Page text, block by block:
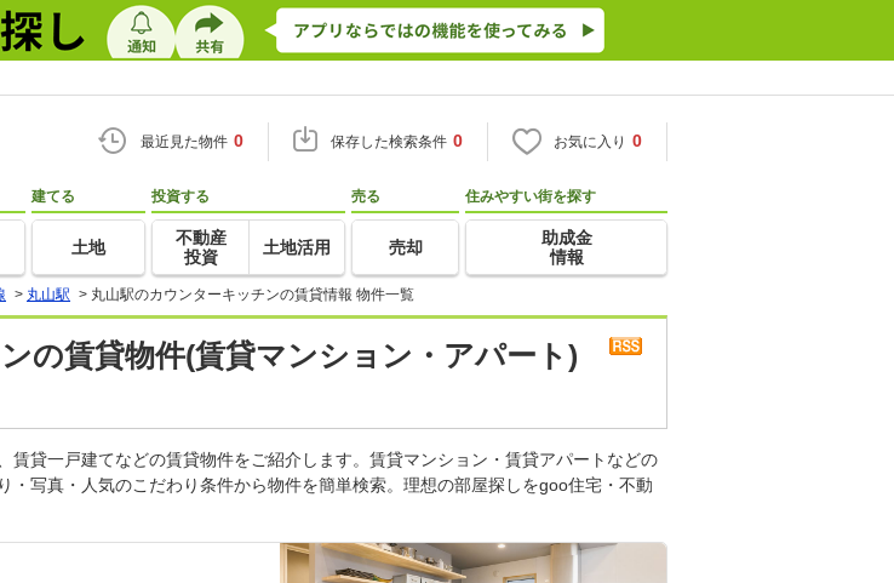
最近見た物件 0 保存した検索条件 0 お気に入り 0
建てる
土地
投資する
不動産
投資
土地活用
売る
売却
住みやすい街を探す
助成金
情報
> 丸山駅 > 丸山駅のカウンターキッチンの賃貸情報 物件一覧
の賃貸物件(賃貸マンション・アパート)
貸一戸建てなどの賃貸物件をご紹介します。賃貸マンション・賃貸アパートなどの
写真・人気のこだわり条件から物件を簡単検索。理想の部屋探しをgoo住宅・不動